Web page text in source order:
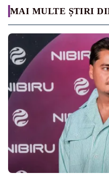
MAI MULTE ȘTIRI